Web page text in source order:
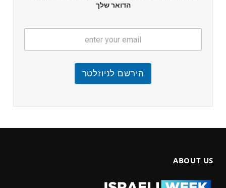
הדואר שלך
הירשם לניוזלטר
ABOUT US